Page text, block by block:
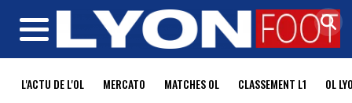
MENU
L'ACTU DE L'OL MERCATO MATCHES OL CLASSEMENT L1 OL